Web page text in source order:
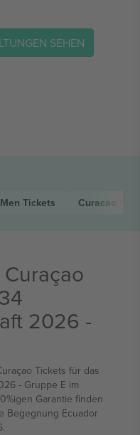
SEHEN
Tickets Curacao
2026 -
Tickets für das
- Gruppe E im
Garantie finden
Begegnung Ecuador